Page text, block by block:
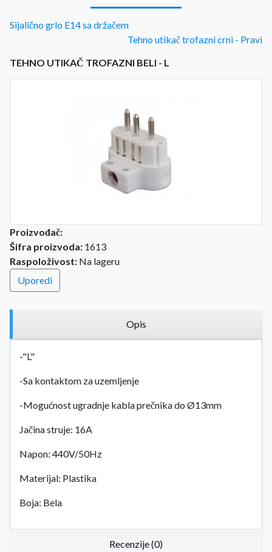
Sijalično grlo E14 sa držačem
Tehno utikač trofazni crni - Pravi
TEHNO UTIKAČ TROFAZNI BELI - L
Proizvođač:
Šifra proizvoda: 1613
Raspoloživost: Na lageru
Uporedi
Opis
-"L"
-Sa kontaktom za uzemljenje
-Mogućnost ugradnje kabla prečnika do Ø13mm
Jačina struje: 16A
Napon: 440V/50Hz
Materijal: Plastika
Boja: Bela
Recenzije (0)